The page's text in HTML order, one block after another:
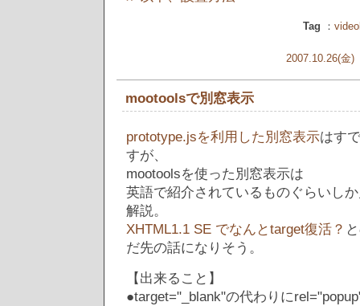
Tag ：
2007.10.26(金)
mootoolsで別窓表示
prototype.jsを利用した別窓表示はす
すが、
mootoolsを使った別窓表示は
英語で紹介されているものぐらいし
解説。
XHTML1.1 SE でなんとtarget復活？
だ先の話になりそう。
【出来ること】
●target="_blank"の代わりに